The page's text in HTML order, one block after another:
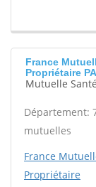
France
Propriétaire
Mutuelle
Département:
mutuelles
France
Propriétaire